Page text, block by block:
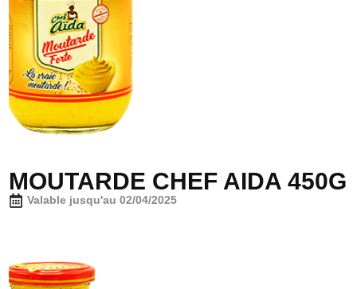
MOUTARDE CHEF AIDA 450G
Valable jusqu'au 02/04/2025